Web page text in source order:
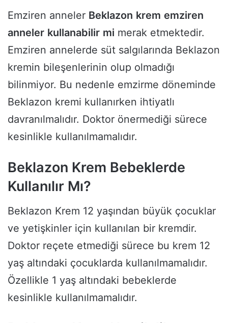
Emziren anneler Beklazon krem emziren
anneler kullanabilir mi merak etmektedir.
Emziren annelerde süt salgılarında Beklazon
kremin bileşenlerinin olup olmadığı
bilinmiyor. Bu nedenle emzirme döneminde
Beklazon kremi kullanırken ihtiyatlı
davranılmalıdır. Doktor önermediği sürece
kesinlikle kullanılmamalıdır.
Beklazon Krem Bebeklerde
Kullanılır Mı?
Beklazon Krem 12 yaşından büyük çocuklar
ve yetişkinler için kullanılan bir kremdir.
Doktor reçete etmediği sürece bu krem 12
yaş altındaki çocuklarda kullanılmamalıdır.
Özellikle 1 yaş altındaki bebeklerde
kesinlikle kullanılmamalıdır.